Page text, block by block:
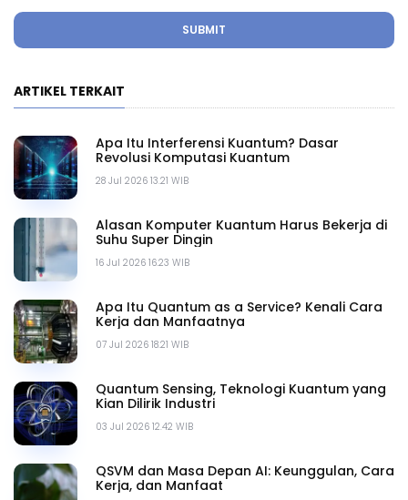
SUBMIT
ARTIKEL TERKAIT
28 Jul 2026 13.21 WIB
Apa Itu Interferensi Kuantum? Dasar
Revolusi Komputasi Kuantum
16 Jul 2026 16.23 WIB
Alasan Komputer Kuantum Harus Bekerja di
Suhu Super Dingin
07 Jul 2026 18.21 WIB
Apa Itu Quantum as a Service? Kenali Cara
Kerja dan Manfaatnya
03 Jul 2026 12.42 WIB
Quantum Sensing, Teknologi Kuantum yang
Kian Dilirik Industri
QSVM dan Masa Depan AI: Keunggulan, Cara
Kerja, dan Manfaat